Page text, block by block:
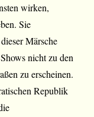
wirken,
Sie
Märsche
nicht zu den
zu erscheinen.
Republik